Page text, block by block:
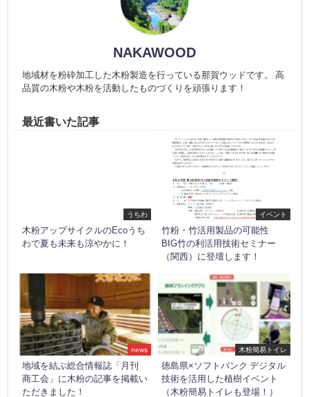
NAKAWOOD
地域材を粉砕加工した木粉製造を行っている那賀ウッドです。 高
品質の木粉や木粉を活動したものづくりを頑張ります！
最近書いた記事
うちわ
木粉アップサイクルのEcoうち
わで夏も未来も涼やかに！
イベント
竹粉・竹活用製品の可能性
BIG竹の利活用技術セミナー
（関西）に登壇します！
news
地域を結ぶ総合情報誌「月刊
商工会」に木粉の記事を掲載い
ただきました！
木粉簡易トイレ
徳島県×ソフトバンク デジタル
技術を活用した植樹イベント
（木粉簡易トイレも登場！）